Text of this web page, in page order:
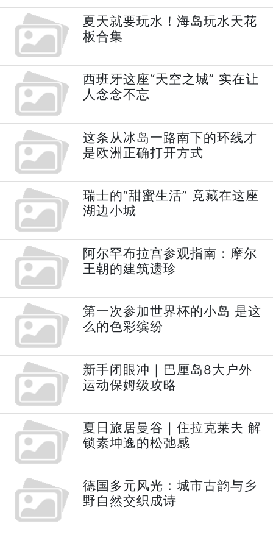
夏天就要玩水！海岛玩水天花
板合集
西班牙这座“天空之城” 实在让
人念念不忘
这条从冰岛一路南下的环线才
是欧洲正确打开方式
瑞士的“甜蜜生活” 竟藏在这座
湖边小城
阿尔罕布拉宫参观指南：摩尔
王朝的建筑遗珍
第一次参加世界杯的小岛 是这
么的色彩缤纷
新手闭眼冲｜巴厘岛8大户外
运动保姆级攻略
夏日旅居曼谷｜住拉克莱夫 解
锁素坤逸的松弛感
德国多元风光：城市古韵与乡
野自然交织成诗